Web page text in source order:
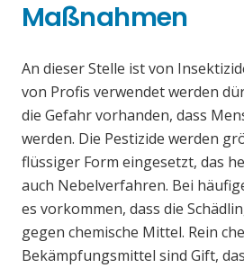
Maßnahmen
An dieser Stelle ist von
von Profis verwendet werden
die Gefahr vorhanden, dass
werden. Die Pestizide werden
flüssiger Form eingesetzt, das
auch Nebelverfahren. Bei
es vorkommen, dass die
gegen chemische Mittel. Rein
Bekämpfungsmittel sind Gift,